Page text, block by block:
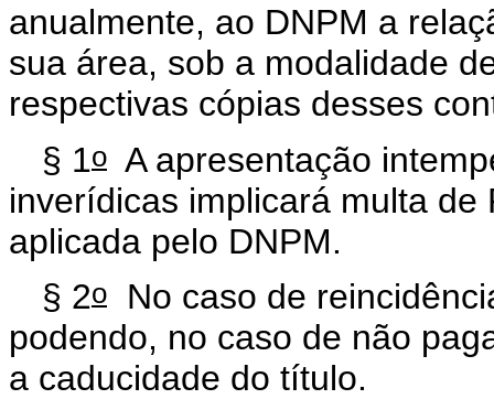
anualmente, ao DNPM a
sua área, sob a modalidade
respectivas cópias desses
§ 1o A apresentação
inverídicas implicará multa
aplicada pelo DNPM.
§ 2o No caso de
podendo, no caso de não
a caducidade do título.